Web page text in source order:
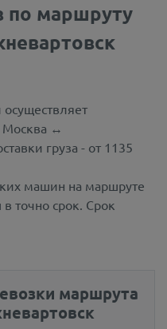
по маршруту
Москва ↔
груза - от 1135
машин на маршруте
точно срок. Срок
маршрута